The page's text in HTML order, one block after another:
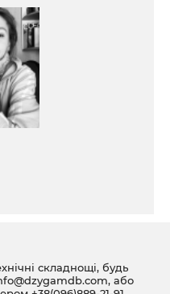
складнощі, будь
, або